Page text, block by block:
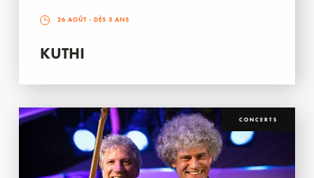
26 AOÛT - DÈS 3 ANS
KUTHI
CONCERTS